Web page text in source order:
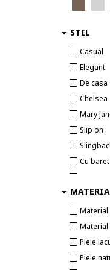
STIL
Casual
Elegant
De casa
Chelsea
Mary
Slip on
Cu
Pescar
in T
Derby
Bocanc
Material
Piele
Piele